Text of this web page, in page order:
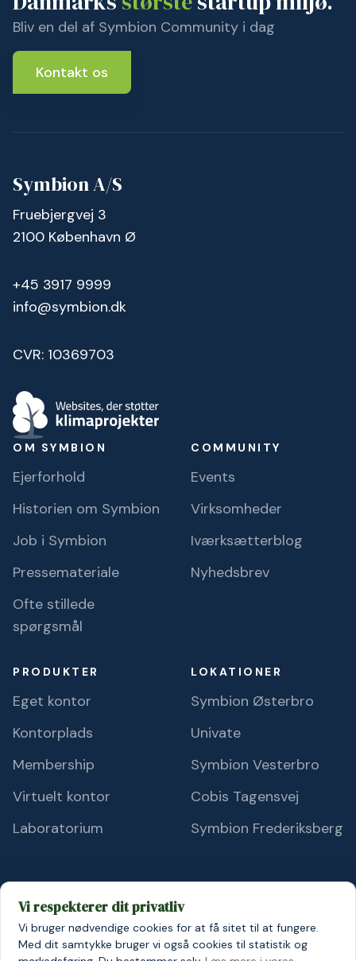
Bliv en del af Symbion Community i dag
Kontakt os
Symbion A/S
Fruebjergvej 3
2100 København Ø
+45 3917 9999
info@symbion.dk
CVR: 10369703
OM SYMBION
Ejerforhold
Historien om Symbion
Job i Symbion
Pressemateriale
Ofte stillede
spørgsmål
COMMUNITY
Events
Virksomheder
Iværksætterblog
Nyhedsbrev
PRODUKTER
Eget kontor
Kontorplads
Membership
Virtuelt kontor
Laboratorium
LOKATIONER
Symbion Østerbro
Univate
Symbion Vesterbro
Cobis Tagensvej
Symbion Frederiksberg
© 2026 Symbion A/S Persondatapolitik Cookiepolitik
Vi respekterer dit privatliv
Vi bruger nødvendige cookies for at få sitet til at fungere.
Med dit samtykke bruger vi også cookies til statistik og